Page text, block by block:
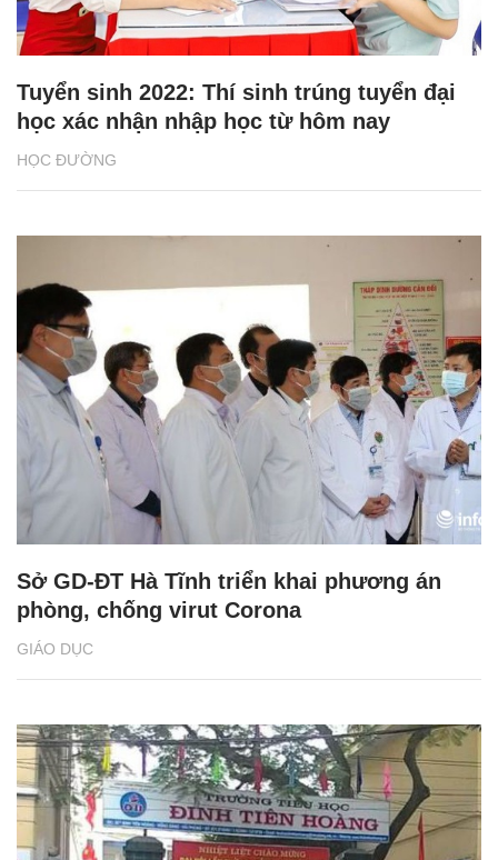
HỌC ĐƯỜNG
Tuyển sinh 2022: Thí sinh trúng tuyển đại
học xác nhận nhập học từ hôm nay
GIÁO DỤC
Sở GD-ĐT Hà Tĩnh triển khai phương án
phòng, chống virut Corona